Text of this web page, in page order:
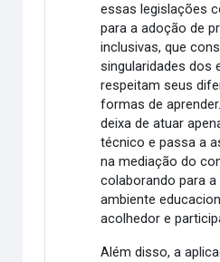
essas legislações
para a adoção de
inclusivas, que
singularidades dos
respeitam seus
formas de
deixa de atuar
técnico e passa a
na mediação do
colaborando para
ambiente
acolhedor e
Além disso, a